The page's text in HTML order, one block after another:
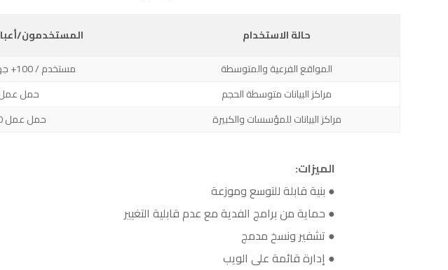
المستخدمون/
حالة الاستخدام
250–500 مستخدم / 100+ جهاز افتراضي
المواقع الفرعية والمتوسطة
500–2000 حمل
مراكز البيانات متوسطة الحجم
2000–10,000 حمل عمل مراكز البيانات للمؤسسات والكبيرة
الميزات:
● بنية قابلة للتوسع وموزعة
● حماية من برامج الفدية مع عدم قابلية التغيير
● تشفير ونسخ مدمج
● إدارة قائمة على الويب